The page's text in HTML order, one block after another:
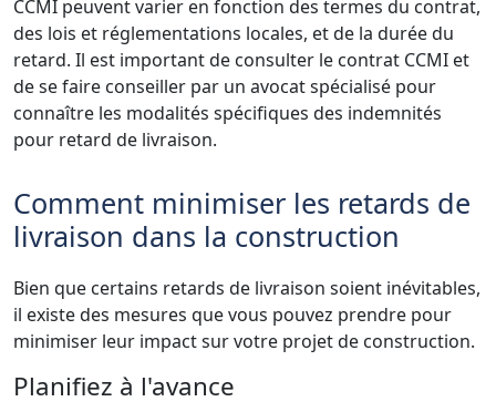
CCMI peuvent varier en fonction des termes du contrat,
des lois et réglementations locales, et de la durée du
retard. Il est important de consulter le contrat CCMI et
de se faire conseiller par un avocat spécialisé pour
connaître les modalités spécifiques des indemnités
pour retard de livraison.
Comment minimiser les retards de
livraison dans la construction
Bien que certains retards de livraison soient inévitables,
il existe des mesures que vous pouvez prendre pour
minimiser leur impact sur votre projet de construction.
Planifiez à l'avance